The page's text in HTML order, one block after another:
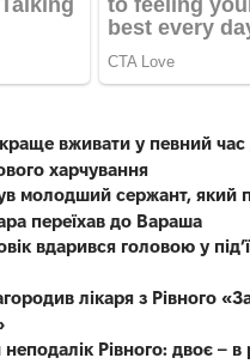
вживати у певний
харчування
молодший сержант, який
переїхав до Вараша
вдарився головою у
лікаря з Рівного
Рівного: двоє – в